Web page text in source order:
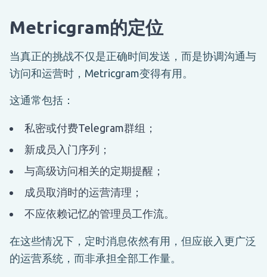
Metricgram的定位
当真正的挑战不仅是正确时间发送，而是协调沟通与
访问和运营时，Metricgram变得有用。
这通常包括：
私密或付费Telegram群组；
新成员入门序列；
与高级访问相关的定期提醒；
成员取消时的运营清理；
不应依赖记忆的管理员工作流。
在这些情况下，定时消息依然有用，但应嵌入更广泛
的运营系统，而非承担全部工作量。